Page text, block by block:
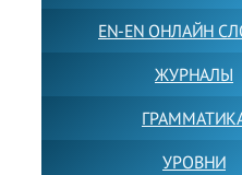
EN-EN ОНЛАЙН
ЖУРНАЛЫ
УРОВНИ